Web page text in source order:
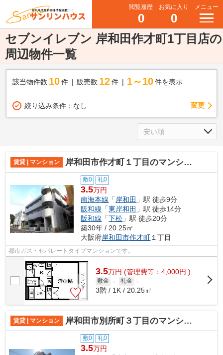
閲覧履歴
0
お気に入り
0
メニュー
セブンイレブン 岸和田作才町1丁目店の
周辺物件一覧
該当物件数 10件 販売数 12 件 1～10 件を表示
絞り込み条件： なし 変更
賃貸 | マンション 岸和田市作才町１丁目のマンション
敷0 礼0
3.5万円
南海本線 「 岸和田 」駅 徒歩9分
阪和線 「東岸和田 」駅 徒歩14分
阪和線 「下松 」駅 徒歩20分
築30年 / 20.25㎡
大阪府岸和田市作才町 １丁目
都市ガス・セパレートタイプマンションです。
3.5万円 (管理費等：4,000円 )
敷金 - 礼金 -
3階 / 1K / 20.25㎡
賃貸 | マンション 岸和田市別所町３丁目のマンション
敷0 礼0
3.5万円